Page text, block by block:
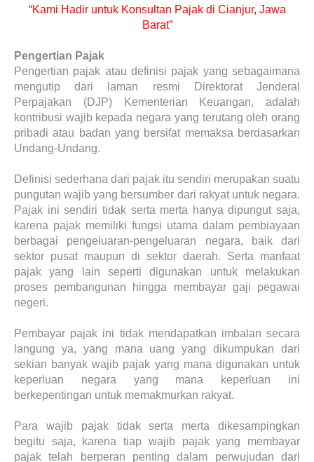
“Kami Hadir untuk Konsultan Pajak di Cianjur, Jawa
Barat”
Pengertian Pajak
Pengertian pajak atau definisi pajak yang sebagaimana
mengutip dari laman resmi Direktorat Jenderal
Perpajakan (DJP) Kementerian Keuangan, adalah
kontribusi wajib kepada negara yang terutang oleh orang
pribadi atau badan yang bersifat memaksa berdasarkan
Undang-Undang.
Definisi sederhana dari pajak itu sendiri merupakan suatu
pungutan wajib yang bersumber dari rakyat untuk negara.
Pajak ini sendiri tidak serta merta hanya dipungut saja,
karena pajak memiliki fungsi utama dalam pembiayaan
berbagai pengeluaran-pengeluaran negara, baik dari
sektor pusat maupun di sektor daerah. Serta manfaat
pajak yang lain seperti digunakan untuk melakukan
proses pembangunan hingga membayar gaji pegawai
negeri.
Pembayar pajak ini tidak mendapatkan imbalan secara
langung ya, yang mana uang yang dikumpukan dari
sekian banyak wajib pajak yang mana digunakan untuk
keperluan negara yang mana keperluan ini
berkepentingan untuk memakmurkan rakyat.
Para wajib pajak tidak serta merta dikesampingkan
begitu saja, karena tiap wajib pajak yang membayar
pajak telah berperan penting dalam perwujudan dari